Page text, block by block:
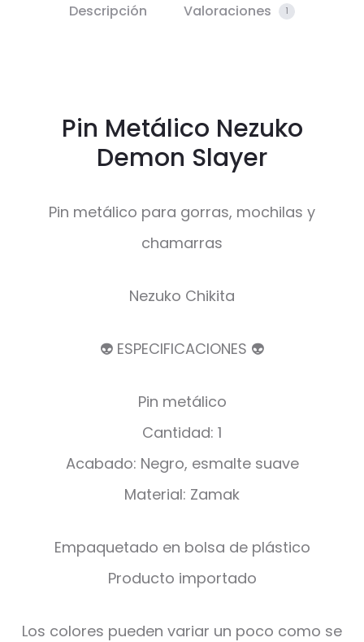
Descripción Valoraciones 1
Pin Metálico Nezuko
Demon Slayer
Pin metálico para gorras, mochilas y
chamarras
Nezuko Chikita
👽 ESPECIFICACIONES 👽
Pin metálico
Cantidad: 1
Acabado: Negro, esmalte suave
Material: Zamak
Empaquetado en bolsa de plástico
Producto importado
Los colores pueden variar un poco como se